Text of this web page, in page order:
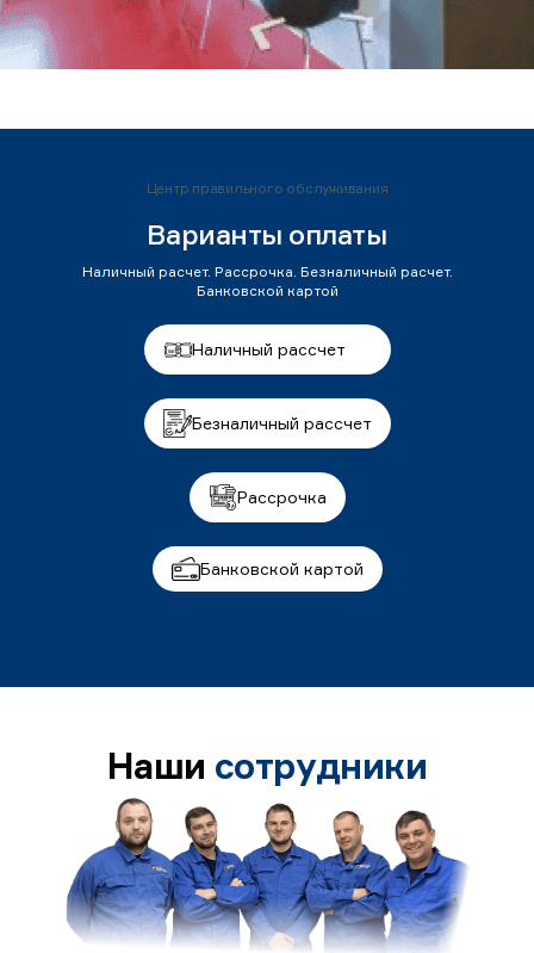
Центр правильного обслуживания
Варианты оплаты
Наличный расчет. Рассрочка. Безналичный расчет.
Банковской картой
Наличный рассчет
Безналичный рассчет
Рассрочка
Банковской картой
Наши сотрудники